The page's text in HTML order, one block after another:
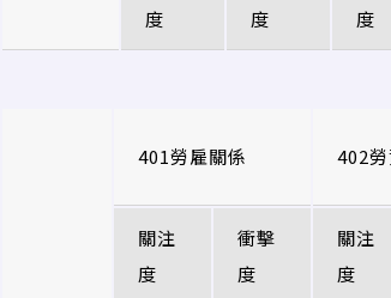
度
度
度
401勞雇關係 402
關注
度
衝擊
度
關注
度